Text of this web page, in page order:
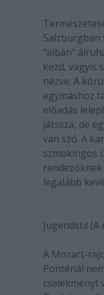
Salzburgban
"albán"
kezd, vagyis
nézve. A
egymáshoz
előadás
játssza, de
van szó. A
szmokingos
legalább
Jugendstil (A
A Mozart-
Ponténál
cselekményt